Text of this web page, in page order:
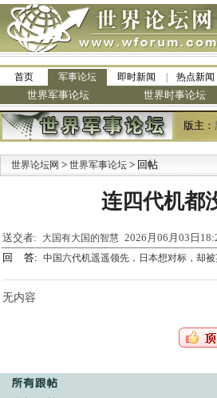
首页 军事论坛 即时新闻 热点新闻
世界军事论坛 世界时事论坛
版主：
世界论坛网 > 世界军事论坛 > 回帖
连四代机都
送交者: 大国有大国的智慧 2026月06月03日
回 答: 中国六代机遥遥领先，日本想对标，却
无内容